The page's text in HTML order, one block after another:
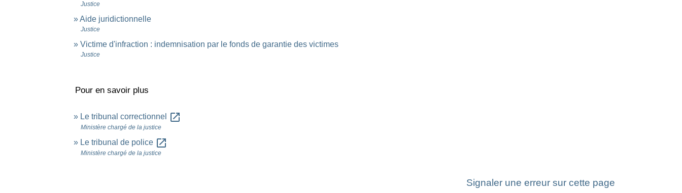
Justice
Aide juridictionnelle
Justice
Victime d'infraction : indemnisation par le fonds de garantie des victimes
Justice
Pour en savoir plus
Le tribunal correctionnel open_in_new
Ministère chargé de la justice
Le tribunal de police open_in_new
Ministère chargé de la justice
Signaler une erreur sur cette page